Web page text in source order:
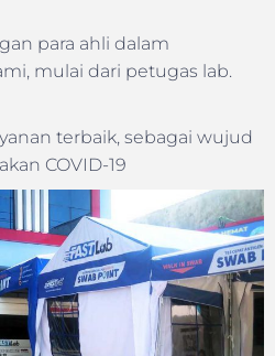
para ahli dalam
mulai dari petugas lab.
terbaik, sebagai wujud
COVID-19